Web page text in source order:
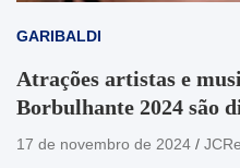
GARIBALDI
Atrações artistas e
Borbulhante 2024 são
17 de novembro de 2024